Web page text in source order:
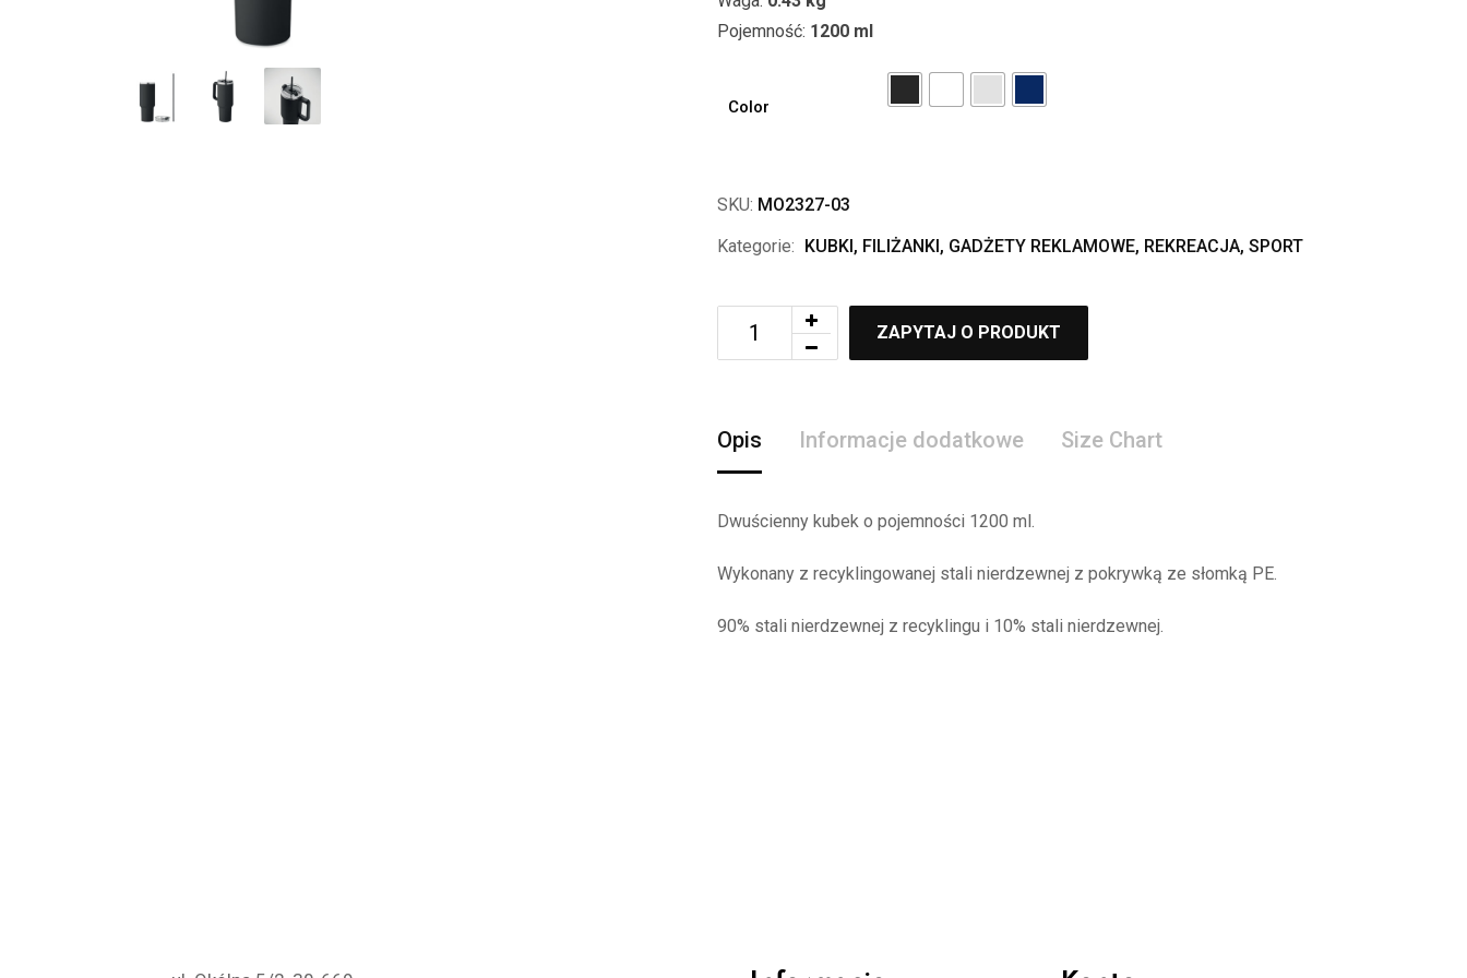
Pojemność: 1200 ml
Color
SKU: MO2327-03
Kategorie: KUBKI, FILIŻANKI, GADŻETY REKLAMOWE, REKREACJA, SPORT
ZAPYTAJ O PRODUKT
Opis Informacje dodatkowe Size Chart
Dwuścienny kubek o pojemności 1200 ml.
Wykonany z recyklingowanej stali nierdzewnej z pokrywką ze słomką PE.
90% stali nierdzewnej z recyklingu i 10% stali nierdzewnej.